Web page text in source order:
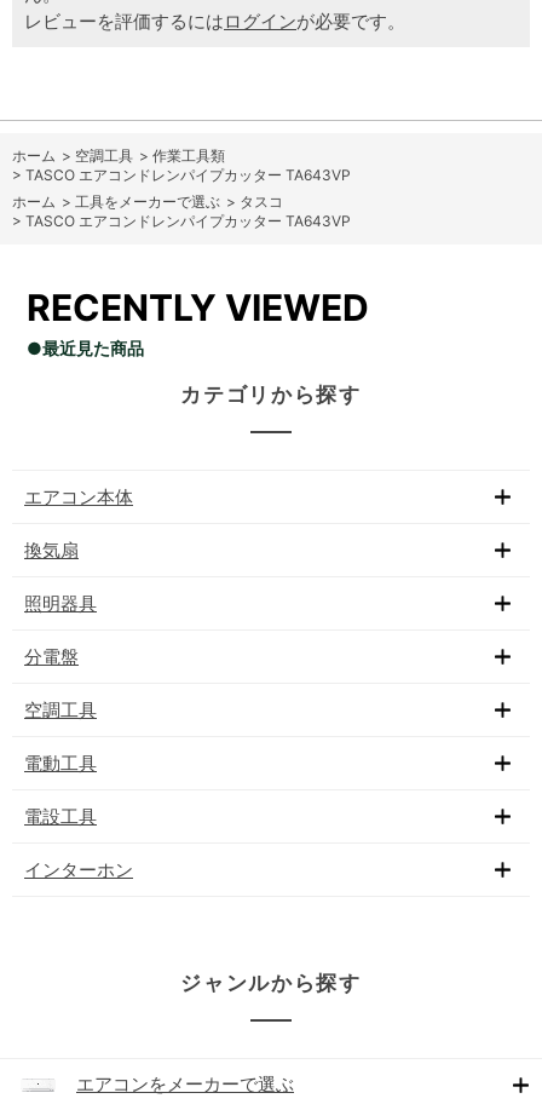
レビューを評価するにはログインが必要です。
ホーム > 空調工具 > 作業工具類
> TASCO エアコンドレンパイプカッター TA643VP
ホーム > 工具をメーカーで選ぶ > タスコ
> TASCO エアコンドレンパイプカッター TA643VP
RECENTLY VIEWED
●最近見た商品
カテゴリから探す
エアコン本体
換気扇
照明器具
分電盤
空調工具
電動工具
電設工具
インターホン
ジャンルから探す
エアコンをメーカーで選ぶ